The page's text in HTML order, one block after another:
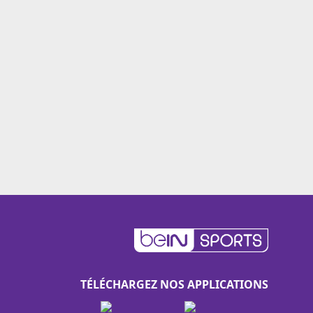
TÉLÉCHARGEZ NOS APPLICATIONS